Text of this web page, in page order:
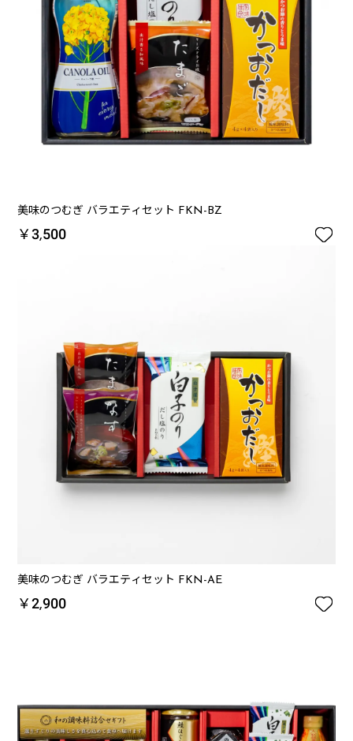
美味のつむぎ バラエティセット FKN-BZ
￥3,500 
美味のつむぎ バラエティセット FKN-AE
￥2,900 